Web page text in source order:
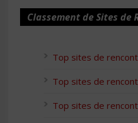
Classement de Sites de
Top sites de
Top sites de
Top sites de